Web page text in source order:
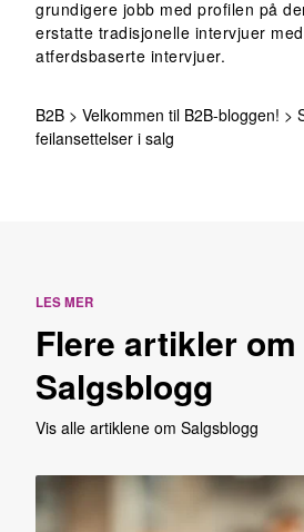
grundigere jobb med profilen på
erstatte tradisjonelle intervjuer
atferdsbaserte intervjuer.
B2B > Velkommen til B2B-bloggen! >
feilansettelser i salg
LES MER
Flere artikler om
Salgsblogg
Vis alle artiklene om Salgsblogg